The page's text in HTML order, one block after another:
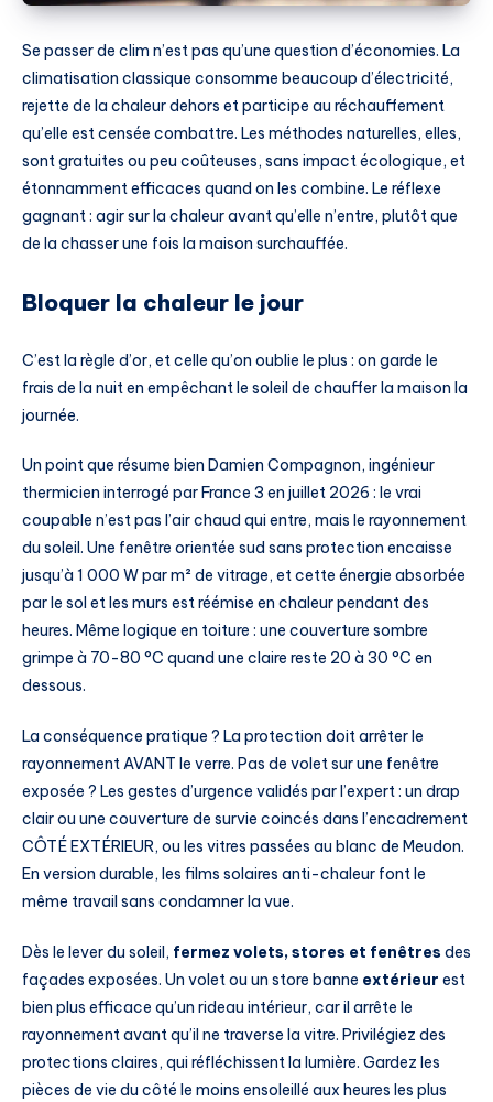
Se passer de clim n’est pas qu’une question d’économies. La
climatisation classique consomme beaucoup d’électricité,
rejette de la chaleur dehors et participe au réchauffement
qu’elle est censée combattre. Les méthodes naturelles, elles,
sont gratuites ou peu coûteuses, sans impact écologique, et
étonnamment efficaces quand on les combine. Le réflexe
gagnant : agir sur la chaleur avant qu’elle n’entre, plutôt que
de la chasser une fois la maison surchauffée.
Bloquer la chaleur le jour
C’est la règle d’or, et celle qu’on oublie le plus : on garde le
frais de la nuit en empêchant le soleil de chauffer la maison la
journée.
Un point que résume bien Damien Compagnon, ingénieur
thermicien interrogé par France 3 en juillet 2026 : le vrai
coupable n’est pas l’air chaud qui entre, mais le rayonnement
du soleil. Une fenêtre orientée sud sans protection encaisse
jusqu’à 1 000 W par m² de vitrage, et cette énergie absorbée
par le sol et les murs est réémise en chaleur pendant des
heures. Même logique en toiture : une couverture sombre
grimpe à 70-80 °C quand une claire reste 20 à 30 °C en
dessous.
La conséquence pratique ? La protection doit arrêter le
rayonnement AVANT le verre. Pas de volet sur une fenêtre
exposée ? Les gestes d’urgence validés par l’expert : un drap
clair ou une couverture de survie coincés dans l’encadrement
CÔTÉ EXTÉRIEUR, ou les vitres passées au blanc de Meudon.
En version durable, les films solaires anti-chaleur font le
même travail sans condamner la vue.
Dès le lever du soleil, fermez volets, stores et fenêtres des
façades exposées. Un volet ou un store banne extérieur est
bien plus efficace qu’un rideau intérieur, car il arrête le
rayonnement avant qu’il ne traverse la vitre. Privilégiez des
protections claires, qui réfléchissent la lumière. Gardez les
pièces de vie du côté le moins ensoleillé aux heures les plus